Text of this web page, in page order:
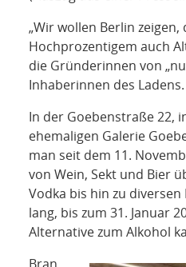
„Wir wollen Berlin zeigen,
Hochprozentigem auch
die Gründerinnen von
Inhaberinnen des Ladens.
In der Goebenstraße 22,
ehemaligen Galerie
man seit dem 11.
von Wein, Sekt und Bier
Vodka bis hin zu
lang, bis zum 31. Januar
Alternative zum Alkohol